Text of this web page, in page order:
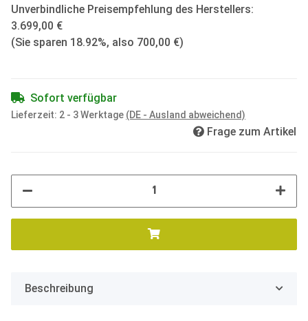
Unverbindliche Preisempfehlung des Herstellers:
3.699,00 €
(Sie sparen 18.92%, also 700,00 €)
Sofort verfügbar
Lieferzeit: 2 - 3 Werktage (DE - Ausland abweichend)
Frage zum Artikel
Beschreibung